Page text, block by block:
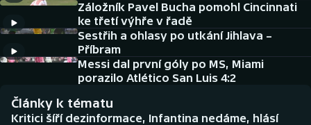
DALŠÍ SPORTY
Americký fotbal
Baseball a softbal
Basketbal
NEPŘEHLÉDNĚTE
Historické návraty
Záložník Pavel Bucha pomohl Cincinnati
ke třetí výhře v řadě
Sestřih a ohlasy po utkání Jihlava –
Příbram
Messi dal první góly po MS, Miami
porazilo Atlético San Luis 4:2
Články k tématu
Kritici šíří dezinformace, Infantina nedáme, hlásí